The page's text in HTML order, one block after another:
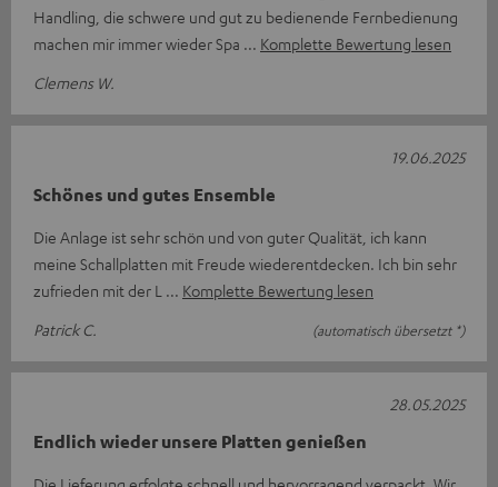
Handling, die schwere und gut zu bedienende Fernbedienung
machen mir immer wieder Spa
Komplette Bewertung lesen
Clemens W.
Schönes und gutes Ensemble
Die Anlage ist sehr schön und von guter Qualität, ich kann
meine Schallplatten mit Freude wiederentdecken. Ich bin sehr
zufrieden mit der L
Komplette Bewertung lesen
Patrick C.
(automatisch übersetzt *)
19.06.2025
Endlich wieder unsere Platten genießen
28.05.2025